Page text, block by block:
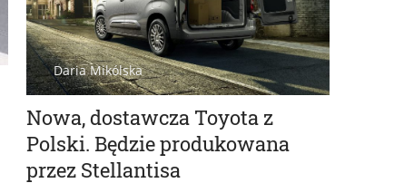
Nowa, dostawcza Toyota z
Polski. Będzie produkowana
przez Stellantisa
Daria Mikólska